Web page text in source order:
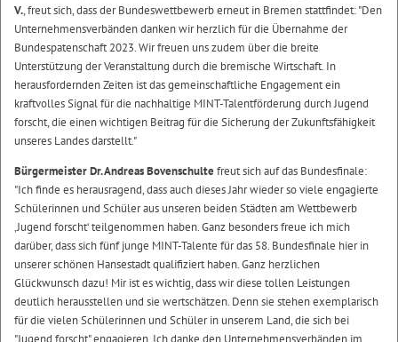
V., freut sich, dass der Bundeswettbewerb erneut in Bremen stattfindet: "Den
Unternehmensverbänden danken wir herzlich für die Übernahme der
Bundespatenschaft 2023. Wir freuen uns zudem über die breite
Unterstützung der Veranstaltung durch die bremische Wirtschaft. In
herausfordernden Zeiten ist das gemeinschaftliche Engagement ein
kraftvolles Signal für die nachhaltige MINT-Talentförderung durch Jugend
forscht, die einen wichtigen Beitrag für die Sicherung der Zukunftsfähigkeit
unseres Landes darstellt."
Bürgermeister Dr. Andreas Bovenschultefreut sich auf das Bundesfinale:
"Ich finde es herausragend, dass auch dieses Jahr wieder so viele engagierte
Schülerinnen und Schüler aus unseren beiden Städten am Wettbewerb
‚Jugend forscht‘ teilgenommen haben. Ganz besonders freue ich mich
darüber, dass sich fünf junge MINT-Talente für das 58. Bundesfinale hier in
unserer schönen Hansestadt qualifiziert haben. Ganz herzlichen
Glückwunsch dazu! Mir ist es wichtig, dass wir diese tollen Leistungen
deutlich herausstellen und sie wertschätzen. Denn sie stehen exemplarisch
für die vielen Schülerinnen und Schüler in unserem Land, die sich bei
"Jugend forscht" engagieren. Ich danke den Unternehmensverbänden im